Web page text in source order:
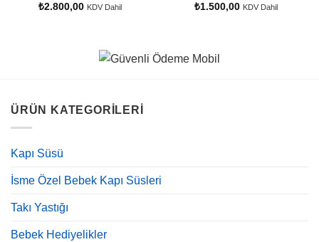
₺2.800,00 KDV Dahil
₺1.500,00 KDV Dahil
ÜRÜN KATEGORILERI
Kapı Süsü
İsme Özel Bebek Kapı Süsleri
Takı Yastığı
Bebek Hediyelikler